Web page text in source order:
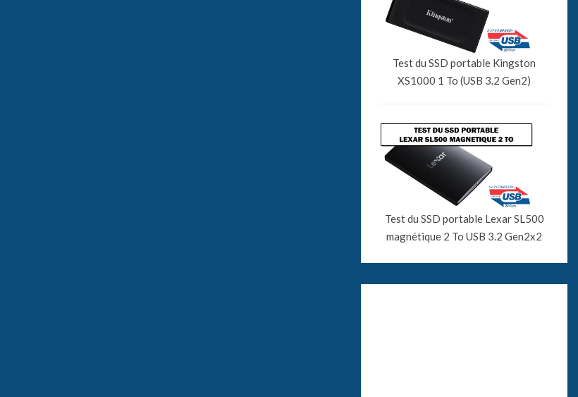
Test du SSD portable Kingston
XS1000 1 To (USB 3.2 Gen2)
Test du SSD portable Lexar SL500
magnétique 2 To USB 3.2 Gen2x2